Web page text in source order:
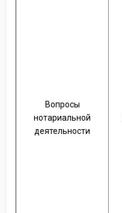
Вопросы
нотариальной
деятельности